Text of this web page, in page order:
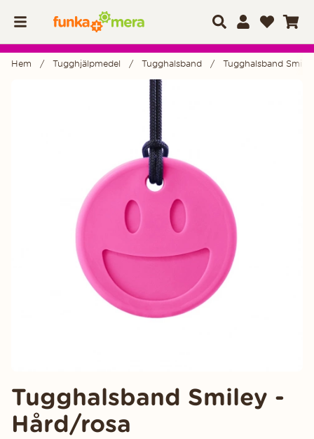
Hem Tugghjälpmedel Tugghalsband Tugghalsband
Tugghalsband Smiley -
Hård/rosa